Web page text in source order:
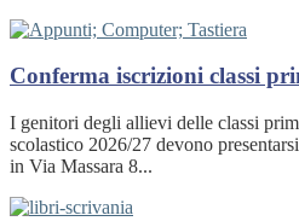
Conferma iscrizioni classi
I genitori degli allievi delle classi
scolastico 2026/27 devono
in Via Massara 8...